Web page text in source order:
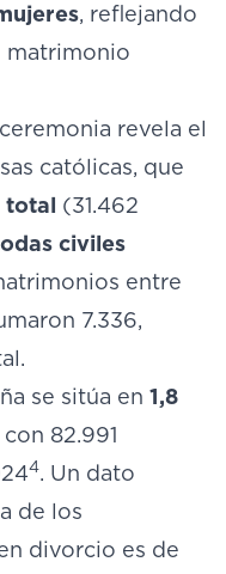
, reflejando
matrimonio
revela el
católicas, que
total (31.462
civiles
entre
7.336,
se sitúa en 1,8
con 82.991
4. Un dato
de los
divorcio es de